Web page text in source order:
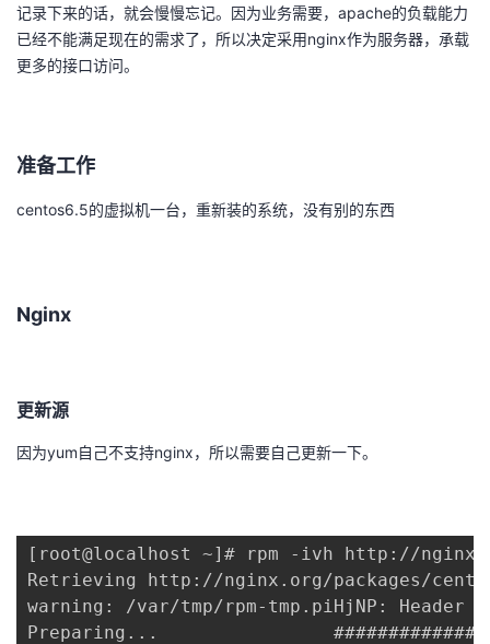
者
播
活
动
的
关
我
的
发
者
我
Programs
的
支
记录下来的话，就会慢慢忘记。因为业务需要，apache的负载能力
已经不能满足现在的需求了，所以决定采用nginx作为服务器，承载
更多的接口访问。
准备工作
centos6.5的虚拟机一台，重新装的系统，没有别的东西
Nginx
更新源
因为yum自己不支持nginx，所以需要自己更新一下。
[root@localhost ~]# rpm -ivh http://
Retrieving http://nginx.org/packages/
warning: /var/tmp/rpm-tmp.piHjNP: Header
Preparing...